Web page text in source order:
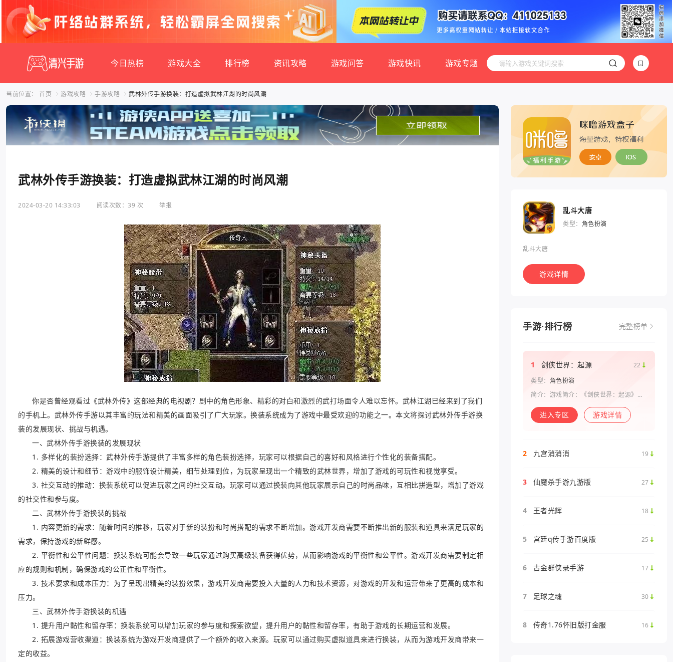
今日热榜 游戏大全 排行榜 资讯攻略 游戏问答 游戏快讯 游戏专题
当前位置： 首页 游戏攻略 手游攻略 武林外传手游换装：打造虚拟武林江湖的时尚风潮
武林外传手游换装：打造虚拟武林江湖的时尚风潮
2024-03-20 14:33:03 阅读次数：39 次 举报
你是否曾经观看过《武林外传》这部经典的电视剧？剧中的角色形象、精彩的对白和激烈的武打场面令人难以忘怀。武林江湖已经来到了我们
的手机上。武林外传手游以其丰富的玩法和精美的画面吸引了广大玩家。换装系统成为了游戏中最受欢迎的功能之一。本文将探讨武林外传手游换
装的发展现状、挑战与机遇。
一、武林外传手游换装的发展现状
1. 多样化的装扮选择：武林外传手游提供了丰富多样的角色装扮选择，玩家可以根据自己的喜好和风格进行个性化的装备搭配。
2. 精美的设计和细节：游戏中的服饰设计精美，细节处理到位，为玩家呈现出一个精致的武林世界，增加了游戏的可玩性和视觉享受。
3. 社交互动的推动：换装系统可以促进玩家之间的社交互动。玩家可以通过换装向其他玩家展示自己的时尚品味，互相比拼造型，增加了游戏
的社交性和参与度。
二、武林外传手游换装的挑战
1. 内容更新的需求：随着时间的推移，玩家对于新的装扮和时尚搭配的需求不断增加。游戏开发商需要不断推出新的服装和道具来满足玩家的
需求，保持游戏的新鲜感。
2. 平衡性和公平性问题：换装系统可能会导致一些玩家通过购买高级装备获得优势，从而影响游戏的平衡性和公平性。游戏开发商需要制定相
应的规则和机制，确保游戏的公正性和平衡性。
3. 技术要求和成本压力：为了呈现出精美的装扮效果，游戏开发商需要投入大量的人力和技术资源，对游戏的开发和运营带来了更高的成本和
压力。
三、武林外传手游换装的机遇
1. 提升用户黏性和留存率：换装系统可以增加玩家的参与度和探索欲望，提升用户的黏性和留存率，有助于游戏的长期运营和发展。
2. 拓展游戏营收渠道：换装系统为游戏开发商提供了一个额外的收入来源。玩家可以通过购买虚拟道具来进行换装，从而为游戏开发商带来一
定的收益。
乱斗大唐
类型： 角色扮演
乱斗大唐
游戏详情
手游·排行榜 完整榜单
1 剑侠世界：起源
22
类型： 角色扮演
简介：游戏简介：《剑侠世界：起源》是
系列手游。复刻《剑侠世界》端游玩法和
画面，还原“剑侠情缘”端游时代的特色设
进入专区 游戏详情
2 九宫消消消 19
3 仙魔杀手游九游版 27
4 王者光辉 18
5 宫廷q传手游百度版 25
6 古金群侠录手游 17
7 足球之魂 30
8 传奇1.76怀旧版打金服 16